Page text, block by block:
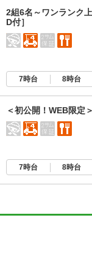
2組6名～ワンランク
D付］
7時台 8時台
＜初公開！WEB限定
7時台 8時台